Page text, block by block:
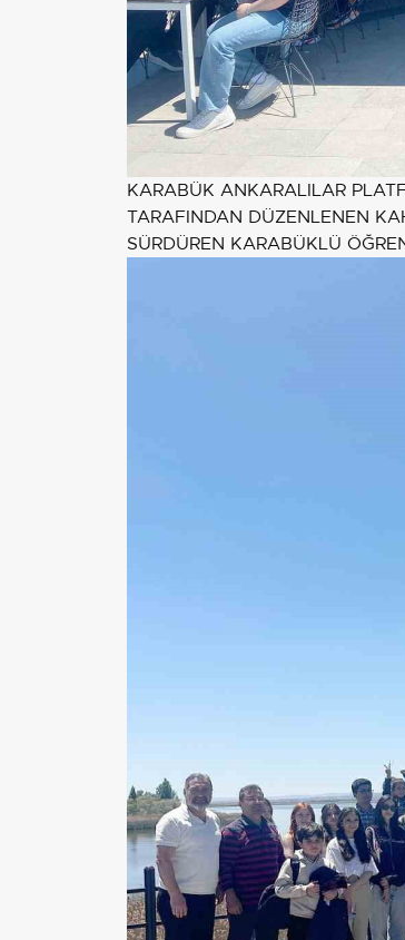
KARABÜK ANKARALILAR
TARAFINDAN DÜZENLENEN
SÜRDÜREN KARABÜKLÜ